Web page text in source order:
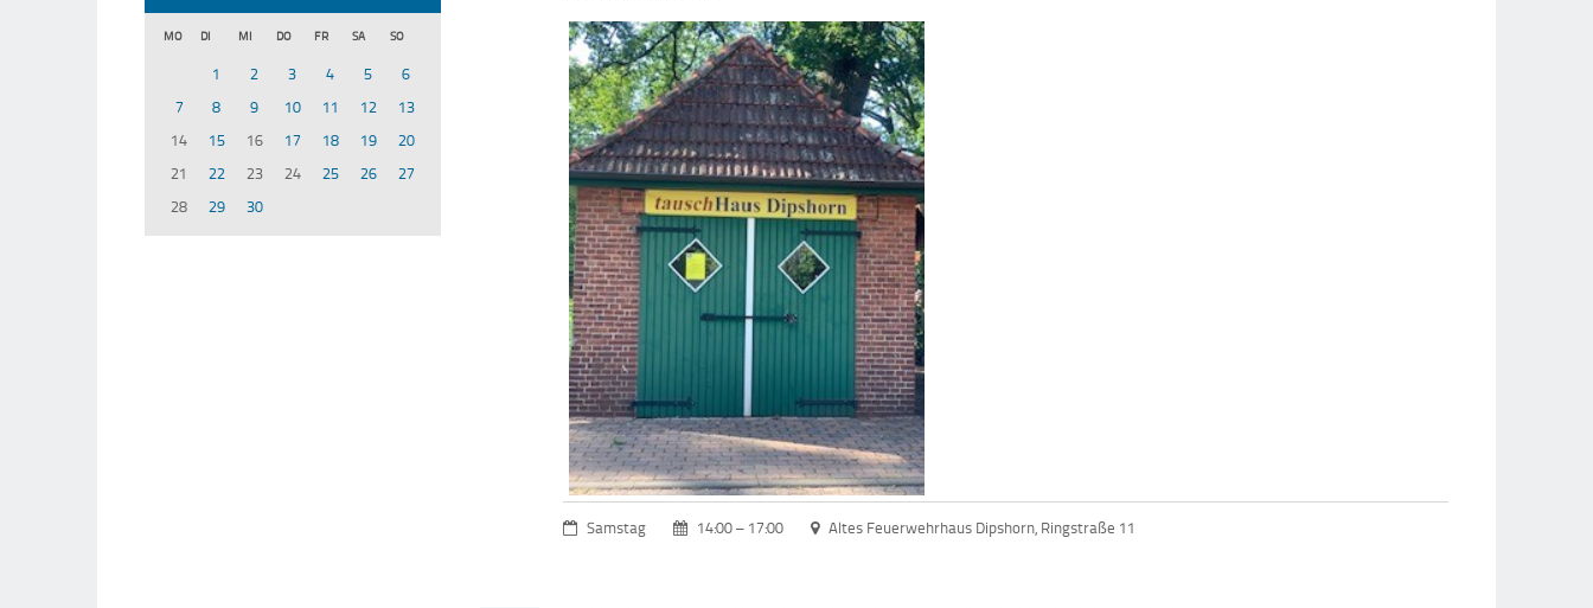
MO DI MI DO FR SA SO
1 2 3 4 5
6
7
8 9 10 11 12
13
14
15 16 17 18 19
20
21
22 23 24 25 26
27
28
29 30
Samstag 14:00 – 17:00 Altes Feuerwehrhaus Dipshorn, Ringstraße 11